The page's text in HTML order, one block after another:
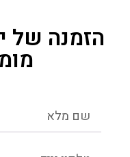
הזמנה של